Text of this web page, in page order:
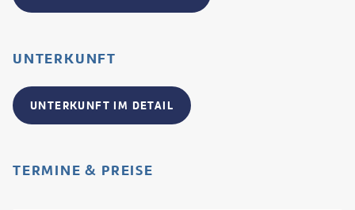
UNTERKUNFT
UNTERKUNFT IM DETAIL
TERMINE & PREISE